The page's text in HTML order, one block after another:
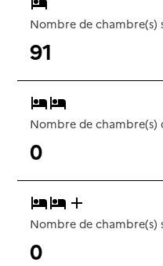
Nombre de chambre(s)
91
Nombre de chambre(s)
0
Nombre de chambre(s)
0